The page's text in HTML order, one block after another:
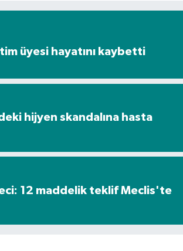
üyesi hayatını kaybetti
hijyen skandalına hasta
12 maddelik teklif Meclis'te